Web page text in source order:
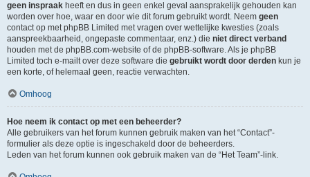
geen inspraak heeft en dus in geen enkel geval aansprakelijk gehouden kan
worden over hoe, waar en door wie dit forum gebruikt wordt. Neem geen
contact op met phpBB Limited met vragen over wettelijke kwesties (zoals
aanspreekbaarheid, ongepaste commentaar, enz.) die niet direct verband
houden met de phpBB.com-website of de phpBB-software. Als je phpBB
Limited toch e-mailt over deze software die gebruikt wordt door derden kun je
een korte, of helemaal geen, reactie verwachten.
Omhoog
Hoe neem ik contact op met een beheerder?
Alle gebruikers van het forum kunnen gebruik maken van het “Contact”-
formulier als deze optie is ingeschakeld door de beheerders.
Leden van het forum kunnen ook gebruik maken van de “Het Team”-link.